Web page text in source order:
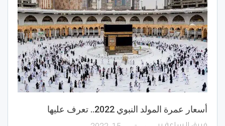
أسعار عمرة المولد النبوي 2022.. تعرف عليها